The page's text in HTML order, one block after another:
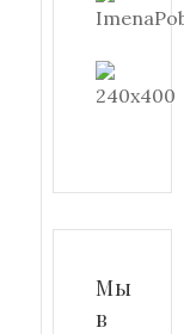
Мы
в